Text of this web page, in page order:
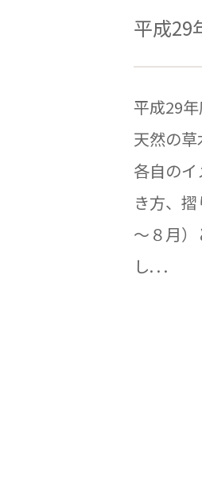
平成29
平成29
天然の草
各自の
き方、
～８月
し. . .